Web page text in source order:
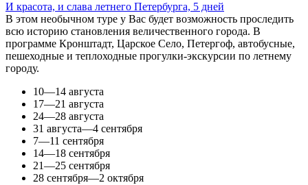
И красота, и слава летнего Петербурга, 5 дней
В этом необычном туре у Вас будет возможность проследить
всю историю становления величественного города. В
программе Кронштадт, Царское Село, Петергоф, автобусные,
пешеходные и теплоходные прогулки-экскурсии по летнему
городу.
10—14 августа
17—21 августа
24—28 августа
31 августа—4 сентября
7—11 сентября
14—18 сентября
21—25 сентября
28 сентября—2 октября